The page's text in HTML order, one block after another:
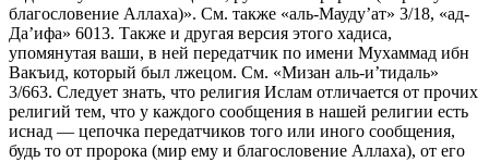
благословение Аллаха)». См. также «аль-Мауду’ат» 3/18, «ад-
Да’ифа» 6013. Также и другая версия этого хадиса,
упомянутая ваши, в ней передатчик по имени Мухаммад ибн
Вакъид, который был лжецом. См. «Мизан аль-и’тидаль»
3/663. Следует знать, что религия Ислам отличается от прочих
религий тем, что у каждого сообщения в нашей религии есть
иснад — цепочка передатчиков того или иного сообщения,
будь то от пророка (мир ему и благословение Аллаха), от его